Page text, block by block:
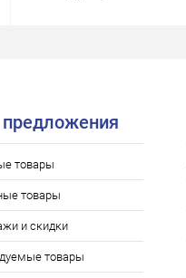
товары
товары
и скидки
товары